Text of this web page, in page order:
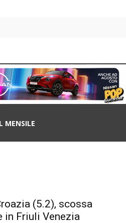
MENSILE
(5.2), scossa
in Friuli Venezia